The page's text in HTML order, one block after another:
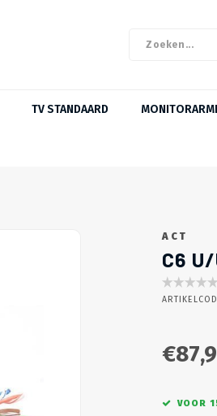
TV STANDAARD
ACT
C6
VOOR